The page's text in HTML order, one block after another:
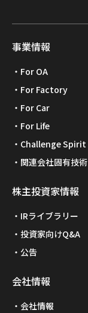
事業情報
For OA
For Factory
For Car
For Life
Challenge Spirit
関連会社固有技術
株主投資家情報
IRライブラリー
投資家向けQ&A
公告
会社情報
会社情報